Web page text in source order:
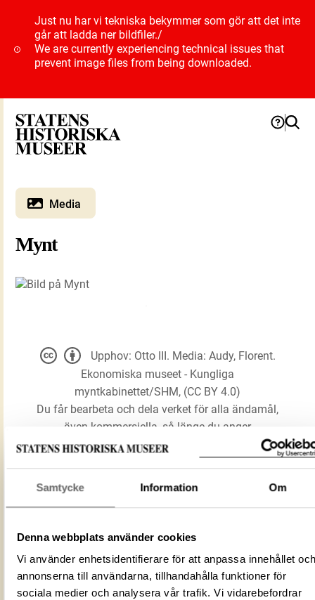
Samtycke Information Om
Denna webbplats använder cookies
Vi använder enhetsidentifierare för att anpassa innehållet och
annonserna till användarna, tillhandahålla funktioner för
sociala medier och analysera vår trafik. Vi vidarebefordrar
Just nu har vi tekniska bekymmer som gör att det inte
går att ladda ner bildfiler./
We are currently experiencing technical issues that
prevent image files from being downloaded.
Media
Mynt
Förmålsbenämning Mynt
Föremålsnummer 3004128
Mediatyp
image/jpeg
Upphov: Otto III. Media: Audy, Florent.
Ekonomiska museet - Kungliga
myntkabinettet/SHM, (CC BY 4.0)
Du får bearbeta och dela verket för alla ändamål,
även kommersiella, så länge du anger
upphovsperson och licensgivare.
LADDA NER MEDIA